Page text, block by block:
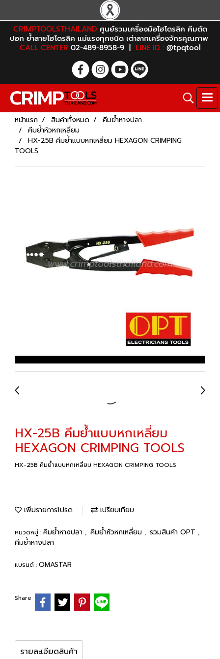
CRIMPTOOLSTHAILAND ศูนย์รวมเครื่องมือไฮโดรลิค คีมตัด
ปอก ย้ำสายไฮโดรลิค แม่แรงทุกชนิด เต่าลากเครื่องจักรคุณภาพ
CALL CENTER 02-489-8958-9 | LINE ID :@tpqtool
หน้าแรก สินค้าทั้งหมด
คีมย้ำหางปลา
คีมย้ำหัวหกเหลี่ยม
HX-25B คีมย้ำแบบหกเหลี่ยม HEXAGON CRIMPING
TOOLS
HX-25B คีมย้ำแบบหกเหลี่ยม
HEXAGON CRIMPING TOOLS
HX-25B คีมย้ำแบบหกเหลี่ยม HEXAGON CRIMPING TOOLS
เพิ่มรายการโปรด เปรียบเทียบ
หมวดหมู่ : คีมย้ำหางปลา , คีมย้ำหัวหกเหลี่ยม , รวมสินค้า OPT ,
คีมย้ำหางปลา
แบรนด์ : OMASTAR
Share
รายละเอียดสินค้า